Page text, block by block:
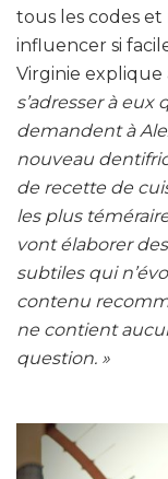
tous les codes et
influencer si
Virginie explique
s’adresser à eux
demandent à
nouveau
de recette de
les plus
vont élaborer
subtiles qui
contenu
ne contient
question. »